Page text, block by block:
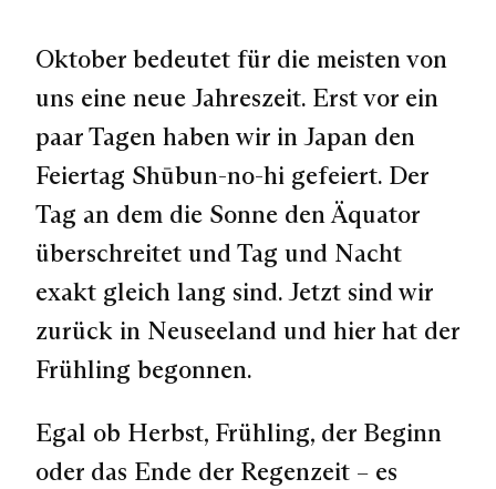
Oktober bedeutet für die meisten von
uns eine neue Jahreszeit. Erst vor ein
paar Tagen haben wir in Japan den
Feiertag Shūbun-no-hi gefeiert. Der
Tag an dem die Sonne den Äquator
überschreitet und Tag und Nacht
exakt gleich lang sind. Jetzt sind wir
zurück in Neuseeland und hier hat der
Frühling begonnen.
Egal ob Herbst, Frühling, der Beginn
oder das Ende der Regenzeit – es